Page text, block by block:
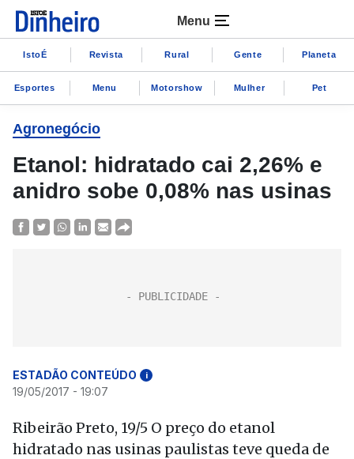
Menu
IstoÉ Revista Rural Gente Planeta
Esportes Menu Motorshow Mulher Pet
Agronegócio
Etanol: hidratado cai 2,26% e
anidro sobe 0,08% nas usinas
ESTADÃO CONTEÚDO i
19/05/2017 - 19:07
Ribeirão Preto, 19/5 O preço do etanol
hidratado nas usinas paulistas teve queda de